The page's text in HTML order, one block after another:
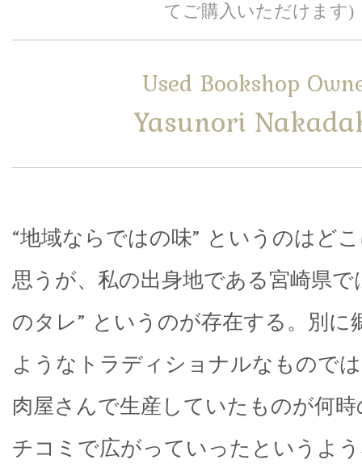
てご購入いただけます)
Used Bookshop
Yasunori
“地域ならではの味” というのはど
思うが、私の出身地である宮崎県で
のタレ” というのが存在する。別に
ようなトラディショナルなもので
肉屋さんで生産していたものが何
チコミで広がっていったというよ